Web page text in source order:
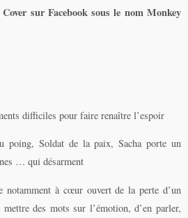
sur Facebook sous le nom Monkey
difficiles pour faire renaître l’espoir
poing, Soldat de la paix, Sacha porte un
… qui désarment
notamment à cœur ouvert de la perte d’un
des mots sur l’émotion, d’en parler,